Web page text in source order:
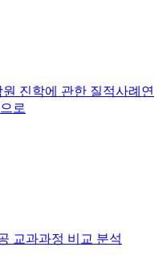
진학에 관한 질적사례연
로
교과과정 비교 분석